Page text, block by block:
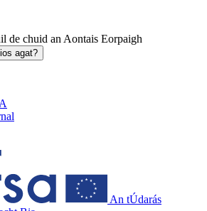
de chuid an Aontais Eorpaigh
agat?
An tÚdarás